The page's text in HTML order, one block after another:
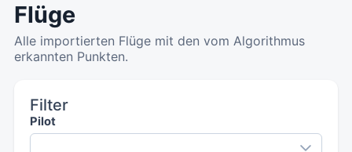
Flüge
Alle importierten Flüge mit den vom Algorithmus
erkannten Punkten.
Filter
Pilot